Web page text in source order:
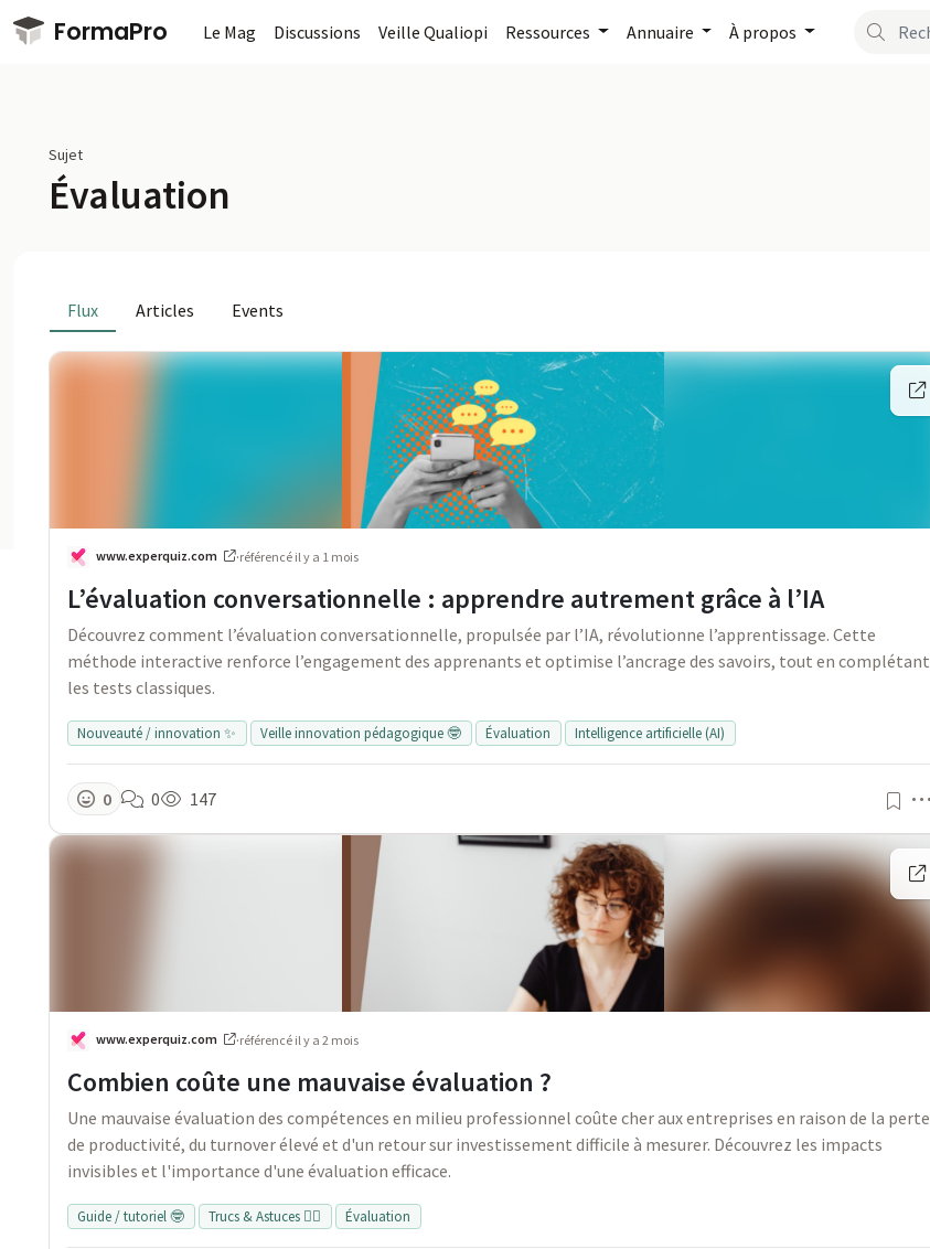
Passer au contenu principal
FormaPro Le Mag Discussions Veille Qualiopi Ressources Annuaire À propos
Sujet
Évaluation
Flux Articles Events
www.experquiz.com ·référencé il y a 1 mois
L’évaluation conversationnelle : apprendre autrement grâce à l’IA
Découvrez comment l’évaluation conversationnelle, propulsée par l’IA, révolutionne l’apprentissage. Cette
méthode interactive renforce l’engagement des apprenants et optimise l’ancrage des savoirs, tout en complétant
les tests classiques.
Nouveauté / innovation ✨ Veille innovation pédagogique 🤓 Évaluation Intelligence artificielle (AI)
0 0 147
www.experquiz.com ·référencé il y a 2 mois
Combien coûte une mauvaise évaluation ?
Une mauvaise évaluation des compétences en milieu professionnel coûte cher aux entreprises en raison de la perte
de productivité, du turnover élevé et d'un retour sur investissement difficile à mesurer. Découvrez les impacts
invisibles et l'importance d'une évaluation efficace.
Guide / tutoriel 🤓 Trucs & Astuces 👍🏻 Évaluation